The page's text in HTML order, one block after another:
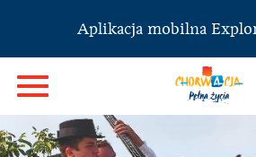
Aplikacja mobilna